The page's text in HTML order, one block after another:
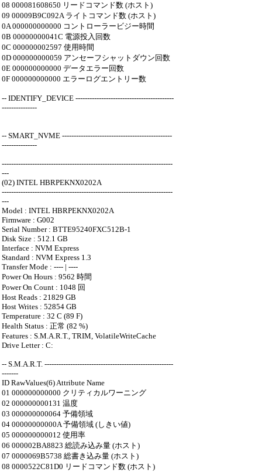
08 000081608650 リードコマンド数 (ホスト)
09 00009B9C092A ライトコマンド数 (ホスト)
0A 000000000000 コントローラービジー時間
0B 00000000041C 電源投入回数
0C 000000002597 使用時間
0D 000000000059 アンセーフシャットダウン回数
0E 000000000000 データエラー回数
0F 000000000000 エラーログエントリー数
-- IDENTIFY_DEVICE ------------------------------------------
---------------
-- SMART_NVME -----------------------------------------------
---------------
-------------------------------------------------------------------------
---
(02) INTEL HBRPEKNX0202A
-------------------------------------------------------------------------
---
Model : INTEL HBRPEKNX0202A
Firmware : G002
Serial Number : BTTE95240FXC512B-1
Disk Size : 512.1 GB
Interface : NVM Express
Standard : NVM Express 1.3
Transfer Mode : ---- | ----
Power On Hours : 9562 時間
Power On Count : 1048 回
Host Reads : 21829 GB
Host Writes : 52854 GB
Temperature : 32 C (89 F)
Health Status : 正常 (82 %)
Features : S.M.A.R.T., TRIM, VolatileWriteCache
Drive Letter : C:
-- S.M.A.R.T. -------------------------------------------------------
-------
ID RawValues(6) Attribute Name
01 000000000000 クリティカルワーニング
02 000000000131 温度
03 000000000064 予備領域
04 00000000000A 予備領域 (しきい値)
05 000000000012 使用率
06 000002BA8823 総読み込み量 (ホスト)
07 0000069B5738 総書き込み量 (ホスト)
08 0000522C81D0 リードコマンド数 (ホスト)